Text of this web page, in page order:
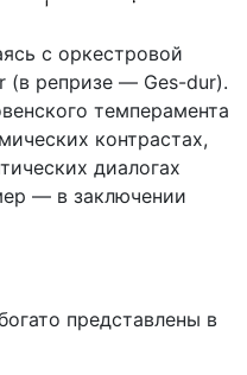
с оркестровой
(в репризе — Ges-dur).
темперамента
контрастах,
диалогах
— в заключении
представлены в